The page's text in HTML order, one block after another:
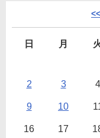
<<
日 月
2 3 4
9 10
16 17